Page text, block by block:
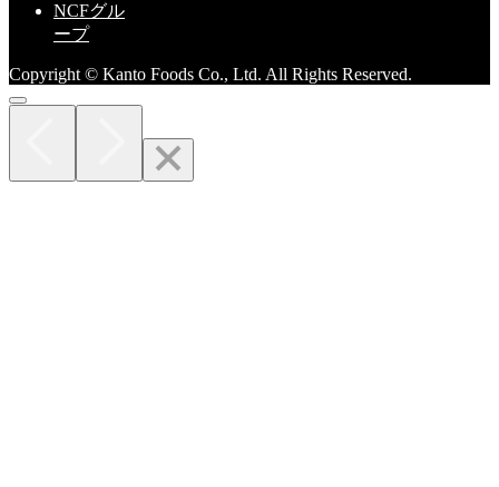
NCFグル
ープ
Copyright © Kanto Foods Co., Ltd. All Rights Reserved.